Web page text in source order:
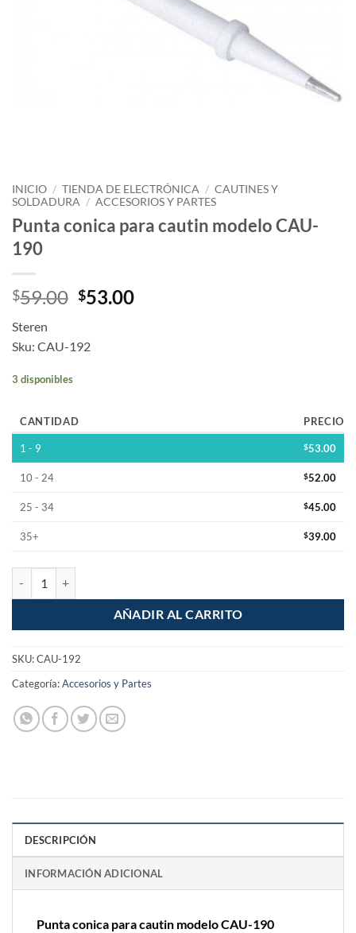
INICIO / TIENDA DE ELECTRÓNICA / CAUTINES Y
SOLDADURA / ACCESORIOS Y PARTES
Punta conica para cautin modelo CAU-
190
$59.00 $53.00
Steren
Sku: CAU-192
3 disponibles
CANTIDAD PRECIO
1 - 9 $53.00
10 - 24 $52.00
25 - 34 $45.00
35+ $39.00
AÑADIR AL CARRITO
SKU:CAU-192
Categoría:Accesorios y Partes
DESCRIPCIÓN
INFORMACIÓN ADICIONAL
Punta conica para cautin modelo CAU-190